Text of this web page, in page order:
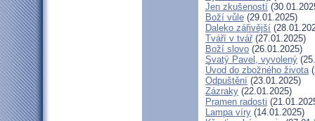
Jen zkušeností
Boží vůle (29.01.2025)
Daleko zářivější
Tváří v tvář(27.01.2025)
Boží slovo (26.01.2025)
Svatý Pavel, vyvolený
Úvod do zbožného života
Odpuštění (23.01.2025)
Zázraky (22.01.2025)
Pramen radosti
Lampa víry (14.01.2025)